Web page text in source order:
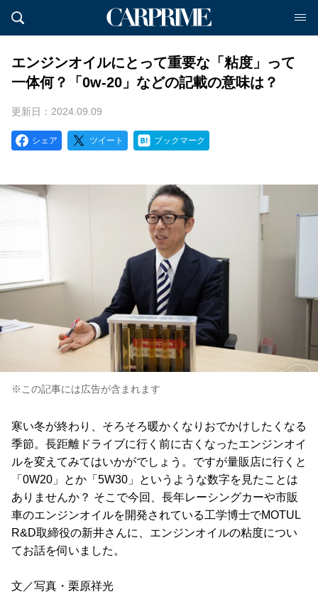
エンジンオイルにとって重要な「粘度」って
一体何？「0w-20」などの記載の意味は？
更新日：2024.09.09
シェア ツイート ブックマーク
※この記事には広告が含まれます
寒い冬が終わり、そろそろ暖かくなりおでかけしたくなる
季節。長距離ドライブに行く前に古くなったエンジンオイ
ルを変えてみてはいかがでしょう。ですが量販店に行くと
「0W20」とか「5W30」というような数字を見たことは
ありませんか？ そこで今回、長年レーシングカーや市販
車のエンジンオイルを開発されている工学博士でMOTUL
R&D取締役の新井さんに、エンジンオイルの粘度につい
てお話を伺いました。
文／写真・栗原祥光